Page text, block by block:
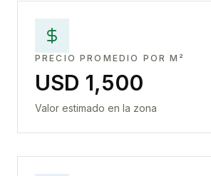
PRECIO PROMEDIO POR M²
USD 1,500
Valor estimado en la zona